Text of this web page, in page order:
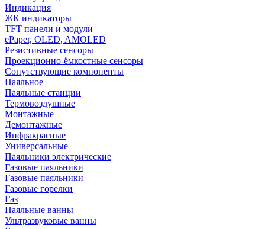
Индикация
ЖК индикаторы
TFT панели и модули
ePaper, OLED, AMOLED
Резистивные сенсоры
Проекционно-ёмкостные сенсоры
Сопутствующие компоненты
Паяльное
Паяльные станции
Термовоздушные
Монтажные
Демонтажные
Инфракрасные
Универсальные
Паяльники электрические
Газовые паяльники
Газовые паяльники
Газовые горелки
Газ
Паяльные ванны
Ультразвуковые ванны